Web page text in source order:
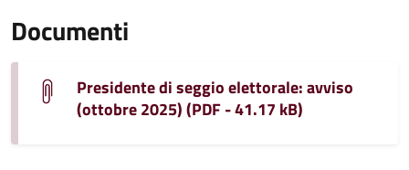
Documenti
Presidente di seggio elettorale: avviso
(ottobre 2025) (PDF - 41.17 kB)